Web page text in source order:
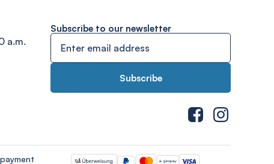
a.m.
Subscribe to our newsletter